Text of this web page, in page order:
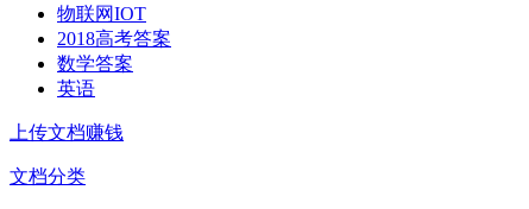
物联网IOT
2018高考答案
数学答案
英语
上传文档赚钱
文档分类